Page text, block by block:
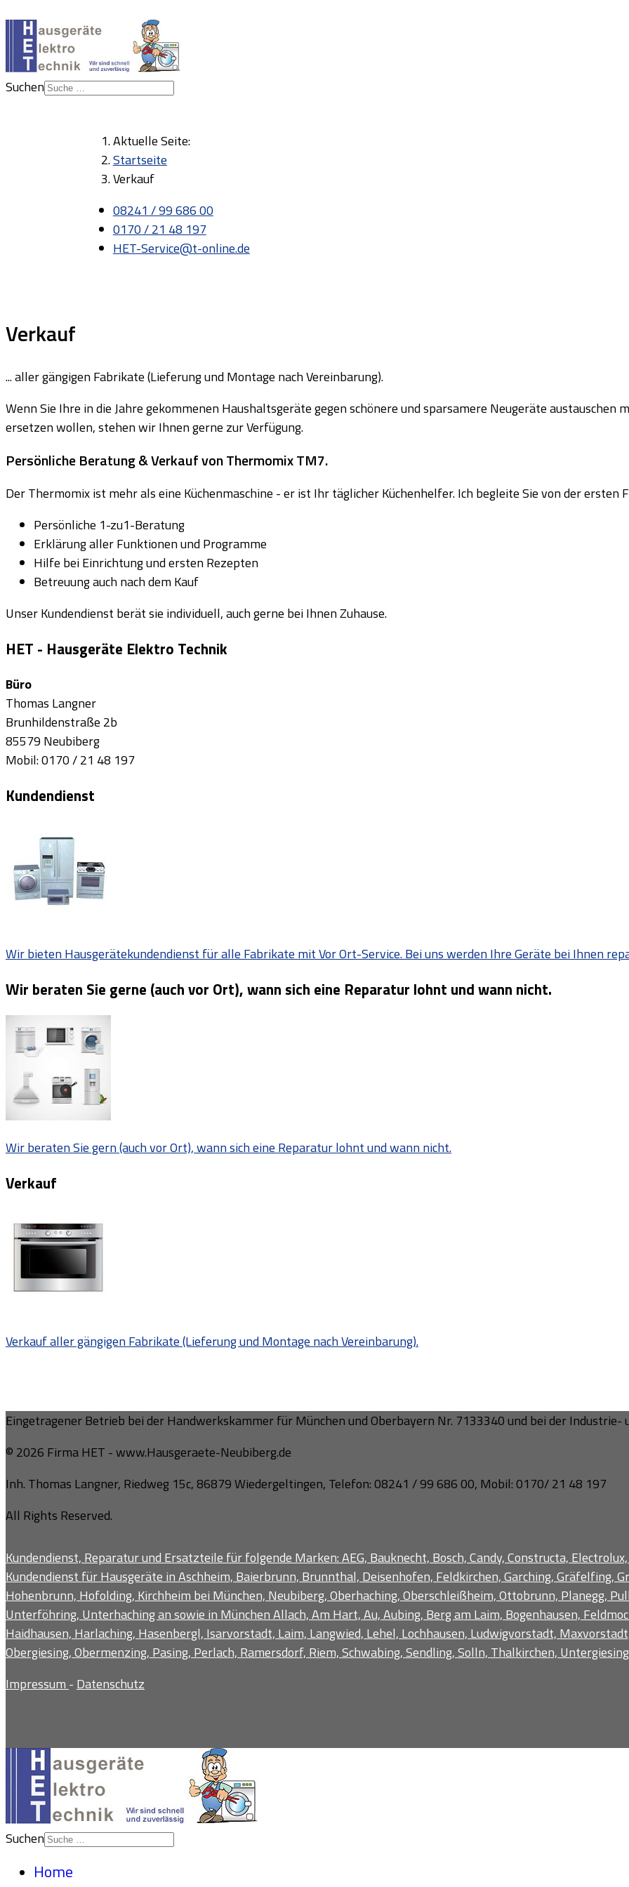
Suchen
Aktuelle Seite:
Startseite
Verkauf
08241 / 99 686 00
0170 / 21 48 197
HET-Service@t-online.de
Verkauf
... aller gängigen Fabrikate (Lieferung und Montage nach Vereinbarung).
Wenn Sie Ihre in die Jahre gekommenen Haushaltsgeräte gegen schönere und sparsamere Neugeräte
ersetzen wollen, stehen wir Ihnen gerne zur Verfügung.
Persönliche Beratung & Verkauf von Thermomix TM7.
Der Thermomix ist mehr als eine Küchenmaschine - er ist Ihr täglicher Küchenhelfer. Ich begleite Sie von der ersten
Persönliche 1-zu1-Beratung
Erklärung aller Funktionen und Programme
Hilfe bei Einrichtung und ersten Rezepten
Betreuung auch nach dem Kauf
Unser Kundendienst berät sie individuell, auch gerne bei Ihnen Zuhause.
HET - Hausgeräte Elektro Technik
Büro
Thomas Langner
Brunhildenstraße 2b
85579 Neubiberg
Mobil: 0170 / 21 48 197
Kundendienst
Wir bieten Hausgerätekundendienst für alle Fabrikate mit Vor Ort-Service. Bei uns werden Ihre Geräte bei Ihnen
Wir beraten Sie gerne (auch vor Ort), wann sich eine Reparatur lohnt und wann nicht.
Wir beraten Sie gern (auch vor Ort), wann sich eine Reparatur lohnt und wann nicht.
Verkauf
Verkauf aller gängigen Fabrikate (Lieferung und Montage nach Vereinbarung).
Eingetragener Betrieb bei der Handwerkskammer für München und Oberbayern Nr. 7133340 und bei der Industrie-
© 2026 Firma HET - www.Hausgeraete-Neubiberg.de
Inh. Thomas Langner, Riedweg 15c, 86879 Wiedergeltingen, Telefon: 08241 / 99 686 00, Mobil: 0170/ 21 48 197
All Rights Reserved.
Kundendienst, Reparatur und Ersatzteile für folgende Marken: AEG, Bauknecht, Bosch, Candy, Constructa,
Kundendienst für Hausgeräte in Aschheim, Baierbrunn, Brunnthal, Deisenhofen, Feldkirchen, Garching, Gräfelfing,
Hohenbrunn, Hofolding, Kirchheim bei München, Neubiberg, Oberhaching, Oberschleißheim, Ottobrunn, Planegg,
Unterföhring, Unterhaching an sowie in München Allach, Am Hart, Au, Aubing, Berg am Laim, Bogenhausen,
Haidhausen, Harlaching, Hasenbergl, Isarvorstadt, Laim, Langwied, Lehel, Lochhausen, Ludwigvorstadt,
Obergiesing, Obermenzing, Pasing, Perlach, Ramersdorf, Riem, Schwabing, Sendling, Solln, Thalkirchen,
Impressum - Datenschutz
Suchen
Home